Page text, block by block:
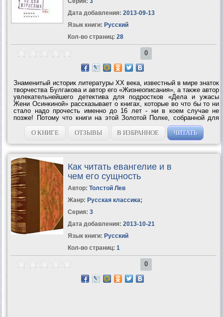
Дата добавления: 2013-09-13
Язык книги: Русский
Кол-во страниц: 28
0
Знаменитый историк литературы ХХ века, известный в мире знаток
творчества Булгакова и автор его «Жизнеописания», а также автор
увлекательнейшего детектива для подростков «Дела и ужасы
Жени Осинкиной» рассказывает о книгах, которые во что бы то ни
стало надо прочесть именно до 16 лет - ни в коем случае не
позже! Потому что книги на этой Золотой Полке, собранной для
вас Мариэттой Чудаковой, так хитро написаны, что если вы
опоздаете и...
О КНИГЕ ОТЗЫВЫ В ИЗБРАННОЕ ЧИТАТЬ
Как читать евангелие и в
чем его сущность
Автор: Толстой Лев
Жанр: Русская классика;
Серия: 3
Дата добавления: 2013-10-21
Язык книги: Русский
Кол-во страниц: 1
0